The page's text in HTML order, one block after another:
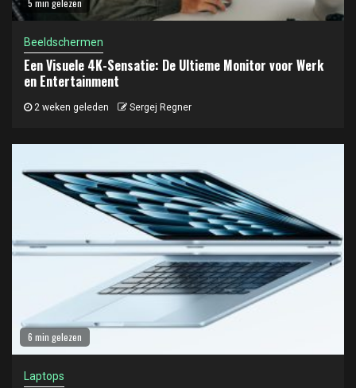
Beeldschermen
Een Visuele 4K-Sensatie: De Ultieme Monitor voor Werk
en Entertainment
2 weken geleden Sergej Regner
6 min gelezen
Laptops